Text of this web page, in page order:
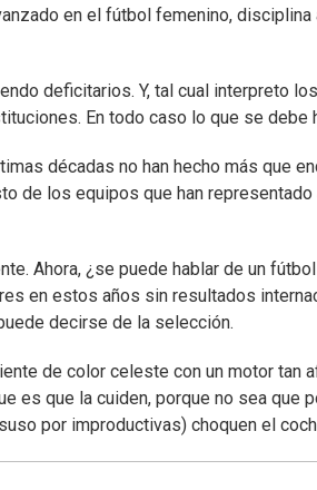
en el fútbol femenino,
deficitarios. Y, tal cual interpreto
En todo caso lo que se debe
décadas no han hecho más que
de los equipos que han
Ahora, ¿se puede hablar de un
en estos años sin resultados
decirse de la selección.
de color celeste con un motor tan
es que la cuiden, porque no sea que
por improductivas) choquen el